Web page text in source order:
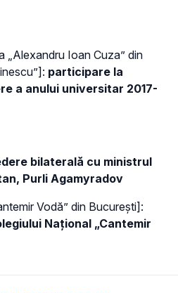
„Alexandru Ioan Cuza” din
participare la
a anului universitar 2017-
bilaterală cu ministrul
Purli Agamyradov
Vodă” din București]:
Național „Cantemir